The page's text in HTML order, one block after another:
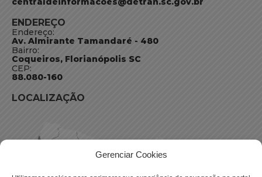
Gerenciar Cookies
ENDEREÇO
Endereço:
Av. Almirante Tamandaré - 480
Bairro:
Coqueiros, Florianópolis SC
CEP:
88.080-160
LOCALIZAÇÃO